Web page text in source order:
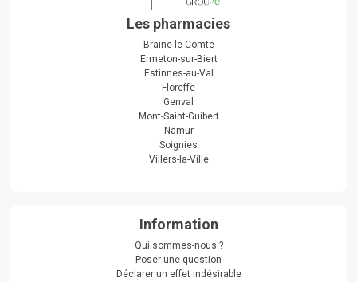
Les pharmacies
Braine-le-Comte
Ermeton-sur-Biert
Estinnes-au-Val
Floreffe
Genval
Mont-Saint-Guibert
Namur
Soignies
Villers-la-Ville
Information
Qui sommes-nous ?
Poser une question
Déclarer un effet indésirable